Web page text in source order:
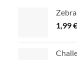
1,99€